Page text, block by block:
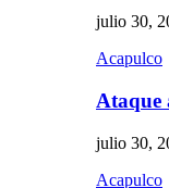
julio 30,
Acapulco
Ataque
julio 30,
Acapulco